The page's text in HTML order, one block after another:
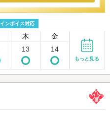
インボイス対応
木 金
13 14
もっと見る